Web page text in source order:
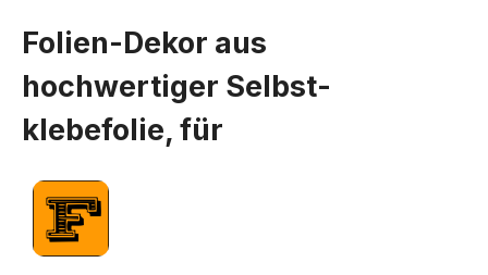
Folien-Dekor aus
hochwertiger Selbst-
klebefolie, für